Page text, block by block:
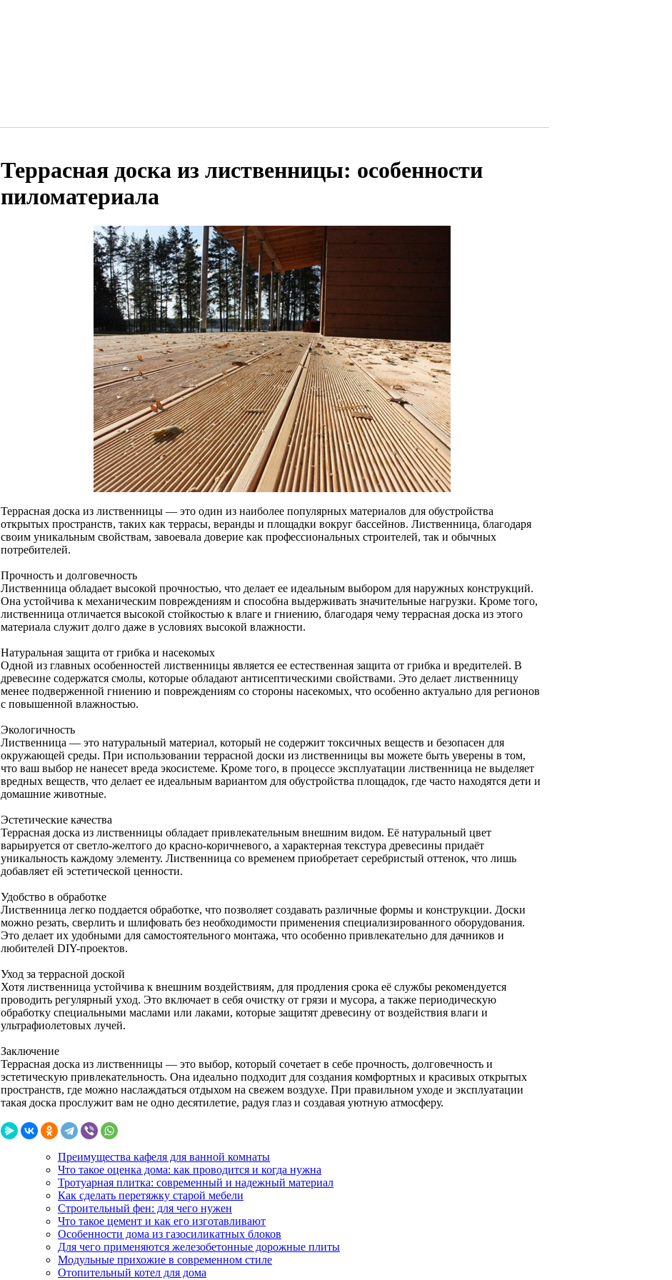
Террасная доска из лиственницы: особенности
пиломатериала
Террасная доска из лиственницы — это один из наиболее популярных материалов для обустройства
открытых пространств, таких как террасы, веранды и площадки вокруг бассейнов. Лиственница, благодаря
своим уникальным свойствам, завоевала доверие как профессиональных строителей, так и обычных
потребителей.
Прочность и долговечность
Лиственница обладает высокой прочностью, что делает ее идеальным выбором для наружных конструкций.
Она устойчива к механическим повреждениям и способна выдерживать значительные нагрузки. Кроме того,
лиственница отличается высокой стойкостью к влаге и гниению, благодаря чему террасная доска из этого
материала служит долго даже в условиях высокой влажности.
Натуральная защита от грибка и насекомых
Одной из главных особенностей лиственницы является ее естественная защита от грибка и вредителей. В
древесине содержатся смолы, которые обладают антисептическими свойствами. Это делает лиственницу
менее подверженной гниению и повреждениям со стороны насекомых, что особенно актуально для регионов
с повышенной влажностью.
Экологичность
Лиственница — это натуральный материал, который не содержит токсичных веществ и безопасен для
окружающей среды. При использовании террасной доски из лиственницы вы можете быть уверены в том,
что ваш выбор не нанесет вреда экосистеме. Кроме того, в процессе эксплуатации лиственница не выделяет
вредных веществ, что делает ее идеальным вариантом для обустройства площадок, где часто находятся дети и
домашние животные.
Эстетические качества
Террасная доска из лиственницы обладает привлекательным внешним видом. Её натуральный цвет
варьируется от светло-желтого до красно-коричневого, а характерная текстура древесины придаёт
уникальность каждому элементу. Лиственница со временем приобретает серебристый оттенок, что лишь
добавляет ей эстетической ценности.
Удобство в обработке
Лиственница легко поддается обработке, что позволяет создавать различные формы и конструкции. Доски
можно резать, сверлить и шлифовать без необходимости применения специализированного оборудования.
Это делает их удобными для самостоятельного монтажа, что особенно привлекательно для дачников и
любителей DIY-проектов.
Уход за террасной доской
Хотя лиственница устойчива к внешним воздействиям, для продления срока её службы рекомендуется
проводить регулярный уход. Это включает в себя очистку от грязи и мусора, а также периодическую
обработку специальными маслами или лаками, которые защитят древесину от воздействия влаги и
ультрафиолетовых лучей.
Заключение
Террасная доска из лиственницы — это выбор, который сочетает в себе прочность, долговечность и
эстетическую привлекательность. Она идеально подходит для создания комфортных и красивых открытых
пространств, где можно наслаждаться отдыхом на свежем воздухе. При правильном уходе и эксплуатации
такая доска прослужит вам не одно десятилетие, радуя глаз и создавая уютную атмосферу.
Преимущества кафеля для ванной комнаты
Что такое оценка дома: как проводится и когда нужна
Тротуарная плитка: современный и надежный материал
Как сделать перетяжку старой мебели
Строительный фен: для чего нужен
Что такое цемент и как его изготавливают
Особенности дома из газосиликатных блоков
Для чего применяются железобетонные дорожные плиты
Модульные прихожие в современном стиле
Отопительный котел для дома